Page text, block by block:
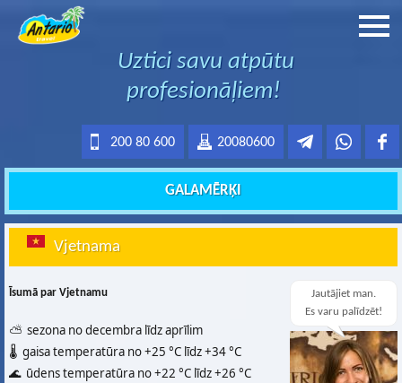
Uztici savu atpūtu
profesionāļiem!
20080600
200 80 600
GALAMĒRĶI
Vjetnama
Jautājiet man.
Es varu palīdzēt!
Īsumā par Vjetnamu
⛅ sezona no decembra līdz aprīlim
🌡️ gaisa temperatūra no +25 °C līdz +34 °C
🌊 ūdens temperatūra no +22 °C līdz +26 °C